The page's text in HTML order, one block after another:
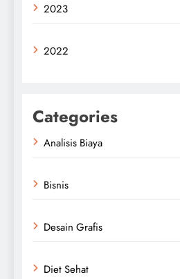
2023
2022
Categories
Analisis Biaya
Bisnis
Desain Grafis
Diet Sehat